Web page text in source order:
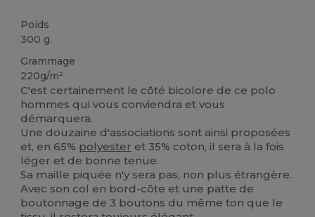
Poids
300 g.
Grammage
220g/m²
C'est certainement le côté bicolore de ce polo
hommes qui vous conviendra et vous
démarquera.
Une douzaine d'associations sont ainsi proposées
et, en 65% polyester et 35% coton, il sera à la fois
léger et de bonne tenue.
Sa maille piquée n'y sera pas, non plus étrangère.
Avec son col en bord-côte et une patte de
boutonnage de 3 boutons du même ton que le